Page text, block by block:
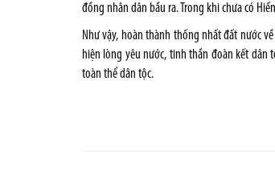
đồng nhân dân bầu ra. Trong khi chưa có
Như vậy, hoàn thành thống nhất đất nước
hiện lòng yêu nước, tinh thần đoàn kết dân
toàn thể dân tộc.